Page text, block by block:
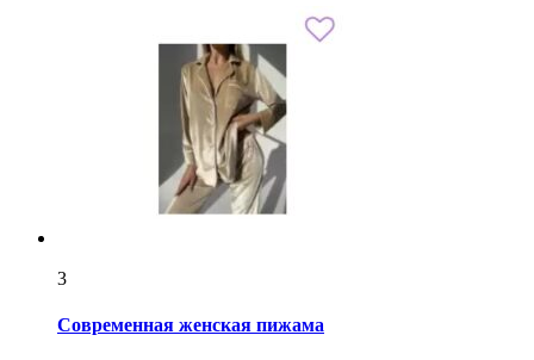
3
Современная женская пижама